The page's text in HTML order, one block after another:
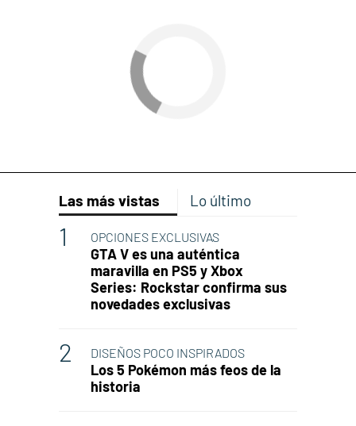
Las más vistas Lo último
OPCIONES EXCLUSIVAS
GTA V es una auténtica
maravilla en PS5 y Xbox
Series: Rockstar confirma sus
novedades exclusivas
DISEÑOS POCO INSPIRADOS
Los 5 Pokémon más feos de la
historia